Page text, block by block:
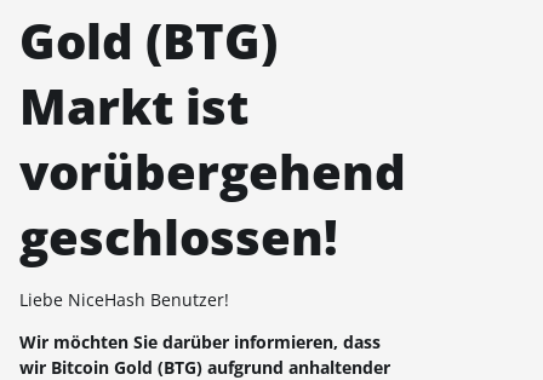
Gold (BTG)
Markt ist
vorübergehend
geschlossen!
Liebe NiceHash Benutzer!
Wir möchten Sie darüber informieren, dass
wir Bitcoin Gold (BTG) aufgrund anhaltender